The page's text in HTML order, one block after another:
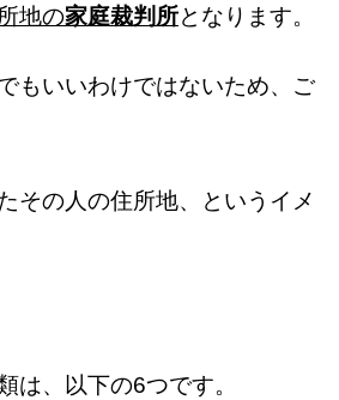
地の家庭裁判所となります。
もいいわけではないため、ご
その人の住所地、というイメ
は、以下の6つです。